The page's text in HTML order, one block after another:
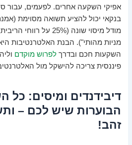
אפיקי השקעה אחרים. לפעמים, עבור
בנקאי יכול להציע תשואה מסוימת
מודל מיסוי שונה (25%
מניות מהותי"). הבנת האלטרנטיבות
השקעות חכם ובדרךלפרוש מוקדם
פיננסית צריכה להישקל מול
דיבידנדים ומיסים: כל
הבוערות שיש לכם –
זהב!